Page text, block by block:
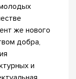
же нового
добра,
и